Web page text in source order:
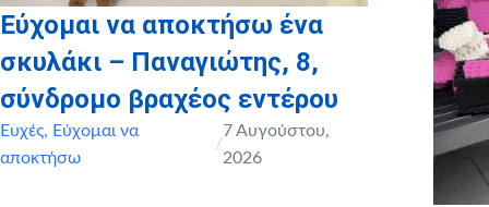
Εύχομαι να αποκτήσω ένα
σκυλάκι – Παναγιώτης, 8,
σύνδρομο βραχέος εντέρου
Ευχές, Εύχομαι να
αποκτήσω
/
7 Αυγούστου,
2026